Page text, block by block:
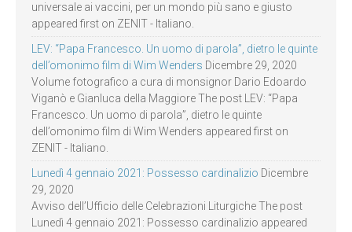
universale ai vaccini, per un mondo più sano e giusto
appeared first on ZENIT - Italiano.
LEV: “Papa Francesco. Un uomo di parola”, dietro le quinte
dell’omonimo film di Wim Wenders Dicembre 29, 2020
Volume fotografico a cura di monsignor Dario Edoardo
Viganò e Gianluca della Maggiore The post LEV: “Papa
Francesco. Un uomo di parola”, dietro le quinte
dell’omonimo film di Wim Wenders appeared first on
ZENIT - Italiano.
Lunedì 4 gennaio 2021: Possesso cardinalizio Dicembre
29, 2020
Avviso dell’Ufficio delle Celebrazioni Liturgiche The post
Lunedì 4 gennaio 2021: Possesso cardinalizio appeared